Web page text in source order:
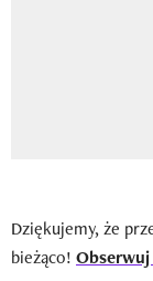
Dziękujemy, że
bieżąco! Obserwuj